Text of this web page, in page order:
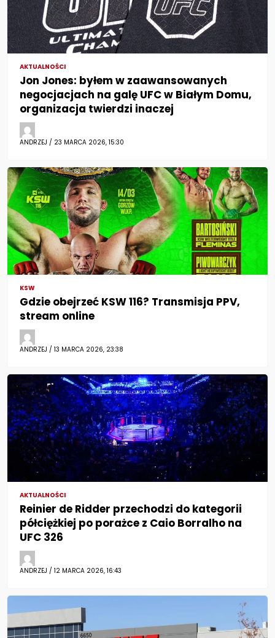
AKTUALNOŚCI
Jon Jones: byłem w zaawansowanych
negocjacjach na galę UFC w Białym Domu,
organizacja twierdzi inaczej
ANDRZEJ / 23 MARCA 2026, 15:30
KSW
Gdzie obejrzeć KSW 116? Transmisja PPV,
stream online
ANDRZEJ / 13 MARCA 2026, 23:38
AKTUALNOŚCI
Reinier de Ridder przechodzi do kategorii
półciężkiej po porażce z Caio Borralho na
UFC 326
ANDRZEJ / 12 MARCA 2026, 16:43